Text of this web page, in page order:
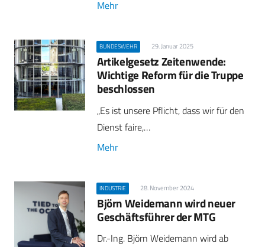
Mehr
BUNDESWEHR 29. Januar 2025
Artikelgesetz Zeitenwende:
Wichtige Reform für die Truppe
beschlossen
„Es ist unsere Pflicht, dass wir für den
Dienst faire,…
Mehr
INDUSTRIE 28. November 2024
Björn Weidemann wird neuer
Geschäftsführer der MTG
Dr.-Ing. Björn Weidemann wird ab